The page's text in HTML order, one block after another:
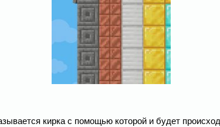
кирка с помощью которой и будет